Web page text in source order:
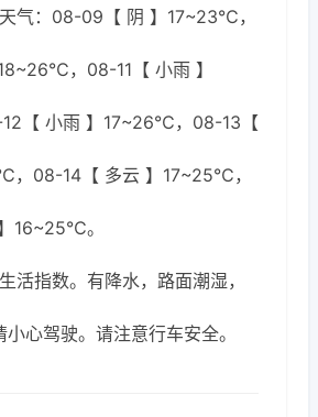
气：08-09【 阴 】17~23℃，
，08-11【 小雨 】
【 小雨 】17~26℃，08-13【
，08-14【 多云 】17~25℃，
16~25℃。
活指数。有降水，路面潮湿，
心驾驶。请注意行车安全。